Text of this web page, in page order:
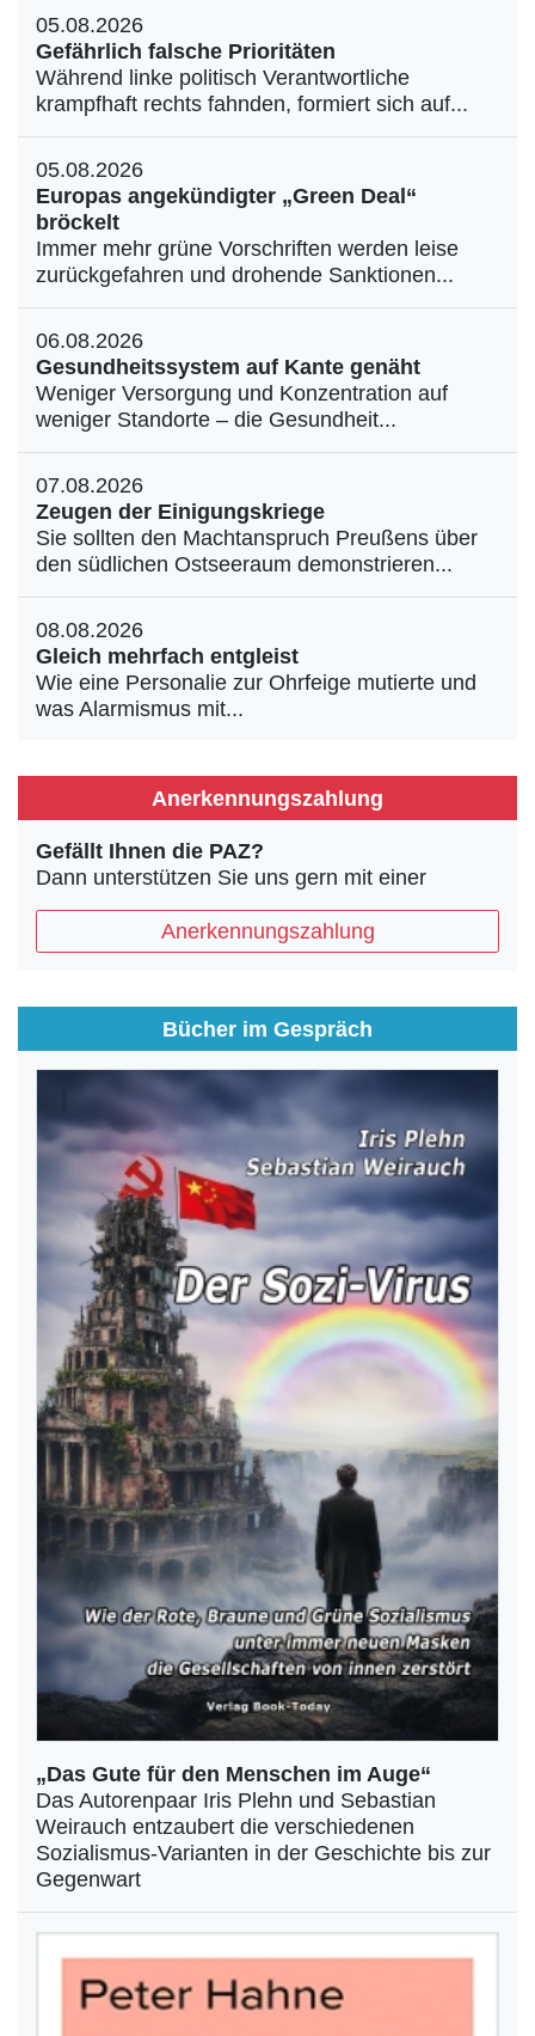
05.08.2026
Gefährlich falsche Prioritäten
Während linke politisch Verantwortliche
krampfhaft rechts fahnden, formiert sich auf...
05.08.2026
Europas angekündigter „Green Deal“
bröckelt
Immer mehr grüne Vorschriften werden leise
zurückgefahren und drohende Sanktionen...
06.08.2026
Gesundheitssystem auf Kante genäht
Weniger Versorgung und Konzentration auf
weniger Standorte – die Gesundheit...
07.08.2026
Zeugen der Einigungskriege
Sie sollten den Machtanspruch Preußens über
den südlichen Ostseeraum demonstrieren...
08.08.2026
Gleich mehrfach entgleist
Wie eine Personalie zur Ohrfeige mutierte und
was Alarmismus mit...
Anerkennungszahlung
Gefällt Ihnen die PAZ?
Dann unterstützen Sie uns gern mit einer
Anerkennungszahlung
Bücher im Gespräch
„Das Gute für den Menschen im Auge“
Das Autorenpaar Iris Plehn und Sebastian
Weirauch entzaubert die verschiedenen
Sozialismus-Varianten in der Geschichte bis zur
Gegenwart